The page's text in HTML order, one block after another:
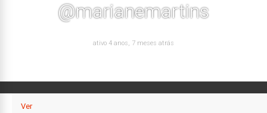
@marianemartins
ativo 4 anos, 7 meses atrás
Ver